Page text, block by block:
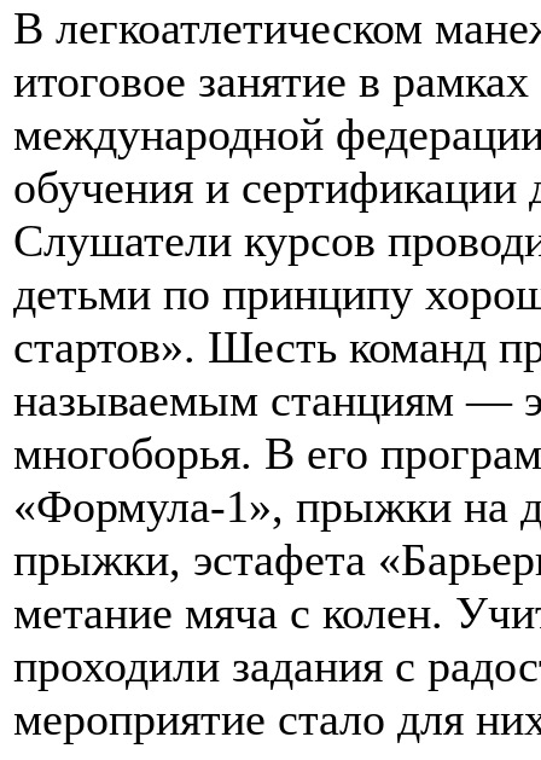
В легкоатлетическом
итоговое занятие в
международной
обучения и
Слушатели курсов
детьми по принципу
стартов». Шесть команд
называемым станциям —
многоборья. В его
«Формула-1», прыжки на
прыжки, эстафета
метание мяча с колен.
проходили задания с
мероприятие стало для